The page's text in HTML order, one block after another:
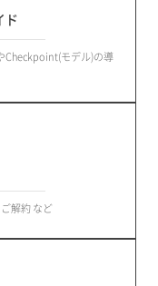
ド
Checkpoint(モデル)の導
解約 など